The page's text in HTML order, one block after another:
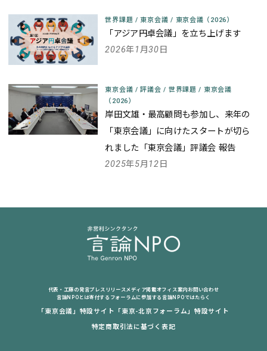
世界課題 / 東京会議/ 東京会議（2026）
「アジア円卓会議」を立ち上げます
2026年1月30日
東京会議 / 評議会/ 世界課題/ 東京会議
（2026）
岸田文雄・最高顧問も参加し、来年の
「東京会議」に向けたスタートが切ら
れました 「東京会議」評議会 報告
2025年5月12日
代表・工藤の発言プレスリリース メディア掲載オフィス案内 お問い合わせ
言論NPOとは寄付する フォーラムに参加する 言論NPOではたらく
「東京会議」特設サイト
「東京-北京フォーラム」特設サイト
特定商取引法に基づく表記